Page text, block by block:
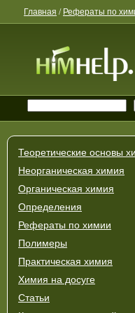
Главная /Рефераты по
Теоретические основы
Неорганическая химия
Органическая химия
Определения
Рефераты по химии
Полимеры
Практическая химия
Химия на досуге
Статьи